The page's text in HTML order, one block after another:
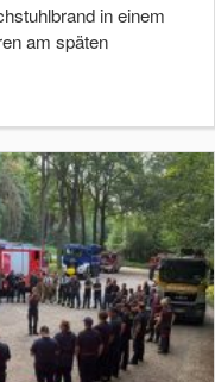
in einem
am späten